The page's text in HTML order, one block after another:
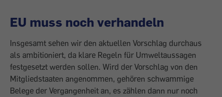
EU muss noch verhandeln
Insgesamt sehen wir den aktuellen ­Vorschlag durchaus
als ambitioniert, da klare Regeln für Umweltaussagen
festgesetzt werden sollen. Wird der Vorschlag von den
Mitgliedstaaten angenommen, gehören schwammige
Belege der Vergangenheit an, es zählen dann nur noch